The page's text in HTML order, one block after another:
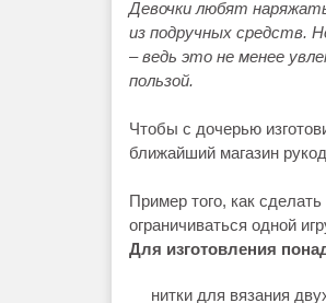
Девочки любят
из подручных средств.
– ведь это не менее
пользой.
Чтобы с дочерью
ближайший магазин
Пример того, как
ограничиваться одной
Для изготовления
нитки для вязания